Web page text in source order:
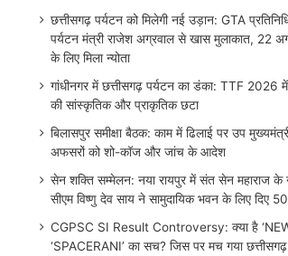
छत्तीसगढ़ पर्यटन को मिलेगी नई उड़ान: GTA
पर्यटन मंत्री राजेश अग्रवाल से खास मुलाकात, 22
के लिए मिला न्योता
गांधीनगर में छत्तीसगढ़ पर्यटन का डंका: TTF 2026 में
की सांस्कृतिक और प्राकृतिक छटा
बिलासपुर समीक्षा बैठक: काम में ढिलाई पर उप
अफसरों को शो-कॉज और जांच के आदेश
सेन शक्ति सम्मेलन: नया रायपुर में संत सेन महाराज के
सीएम विष्णु देव साय ने सामुदायिक भवन के लिए दिए
CGPSC SI Result Controversy: क्या है
‘SPACERANI’ का सच? जिस पर मच गया छत्तीसगढ़